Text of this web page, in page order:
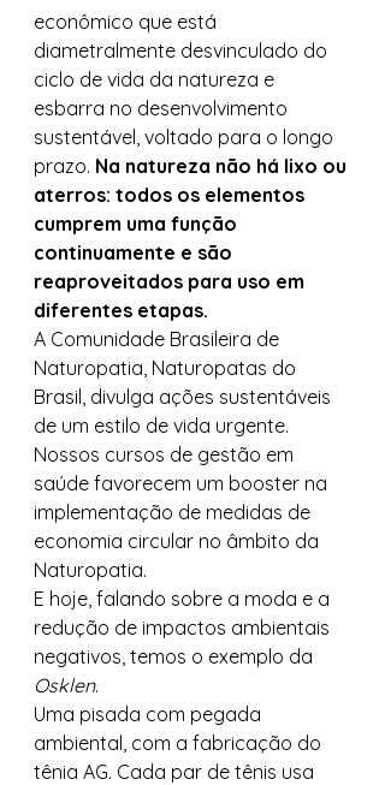
econômico que está
diametralmente desvinculado do
ciclo de vida da natureza e
esbarra no desenvolvimento
sustentável, voltado para o longo
prazo. Na natureza não há lixo ou
aterros: todos os elementos
cumprem uma função
continuamente e são
reaproveitados para uso em
diferentes etapas.
A Comunidade Brasileira de
Naturopatia, Naturopatas do
Brasil, divulga ações sustentáveis
de um estilo de vida urgente.
Nossos cursos de gestão em
saúde favorecem um booster na
implementação de medidas de
economia circular no âmbito da
Naturopatia.
E hoje, falando sobre a moda e a
redução de impactos ambientais
negativos, temos o exemplo da
Osklen.
Uma pisada com pegada
ambiental, com a fabricação do
tênia AG. Cada par de tênis usa